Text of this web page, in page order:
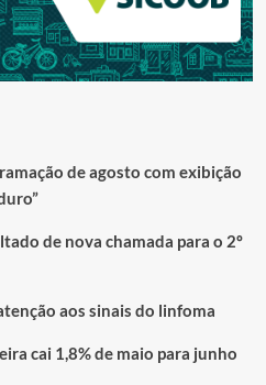
de agosto com exibição
de nova chamada para o 2º
aos sinais do linfoma
cai 1,8% de maio para junho